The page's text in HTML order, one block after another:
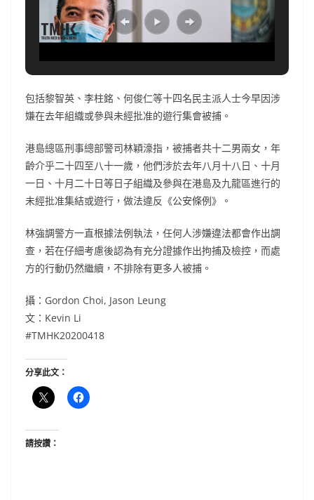
包括黎智英、李柱銘、何俊仁等十四名民主派人士今早因涉
嫌在去年組織或參與未經批准的遊行集會被捕。
港島總區刑事總部警司林穎濠指，被捕者共十二男兩女，年
齡介乎二十四至八十一歲，他們涉於去年八月十八日、十月
一日、十月二十日等日子組織及參與在港島及九龍區進行的
未經批准集結或遊行，做法違反《公安條例》。
林強調警方一直根據法例執法，任何人涉嫌違法都會作出調
查，若在仔細考慮後認為有充分證據作出拘捕及檢控，而處
方的行動仍然繼續，不排除有更多人被捕。
攝：Gordon Choi, Jason Leung
文：Kevin Li
#TMHK20200418
分享此文：
請按讚：